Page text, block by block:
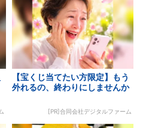
【宝くじ当てたい方限定】もう
外れるの、終わりにしませんか
[PR]合同会社デジタルファーム